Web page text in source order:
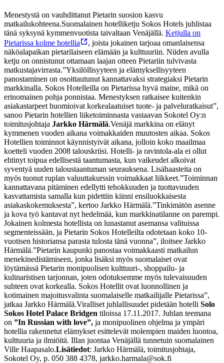
Menestystä on vauhdittanut Pietarin suosion kasvu
matkailukohteena.Suomalainen hotelliketju Sokos Hotels juhlistaa
tänä syksynä kymmenvuotista taivaltaan Venäjällä. Ketjulla on
Pietarissa kolme hotellia
, joista jokainen tarjoaa omanlaisensa
näköalapaikan pietarilaiseen elämään ja kulttuuriin. Niiden avulla
ketju on onnistunut ottamaan laajan otteen Pietariin tulvivasta
matkustajavirrasta.”Yksilöllisyyteen ja elämyksellisyyteen
panostaminen on osoittautunut kannattavaksi strategiaksi Pietarin
markkinalla. Sokos Hotelleilla on Pietarissa hyvä maine, mikä on
erinomainen pohja ponnistaa. Menestyksen ratkaisee kuitenkin
asiakastarpeet huomioivat korkealaatuiset tuote- ja palveluratkaisut”,
sanoo Pietarin hotellien liiketoiminnasta vastaavan Sokotel Oy:n
toimitusjohtaja Jarkko Härmälä.Venäjä markkina on elänyt
kymmenen vuoden aikana voimakkaiden muutosten aikaa. Sokos
Hotellien toiminnot käynnistyivät aikana, jolloin koko maailmaa
koetteli vuoden 2008 talouskriisi. Hotelli- ja ravintola-ala ei ollut
ehtinyt toipua edellisestä taantumasta, kun vaikeudet alkoivat
syventyä uuden taloustaantuman seurauksena. Lisähaasteita on
myös tuonut ruplan valuuttakurssin voimakkaat liikkeet.”Toiminnan
kannattavana pitäminen edellytti tehokkuuden ja tuottavuuden
kasvattamista samalla kun pidettiin kiinni ensiluokkaisesta
asiakaskokemuksesta”, kertoo Jarkko Härmälä.”Tinkimätön asenne
ja kova työ kantavat nyt hedelmää, kun markkinatilanne on parempi.
Jokainen kolmesta hotellista on lunastanut asemansa valituissa
segmenteissään, ja Pietarin Sokos Hotelleilta odotetaan koko 10-
vuotisen historiansa parasta tulosta tänä vuonna”, iloitsee Jarkko
Härmälä.”Pietarin kaupunki panostaa voimakkaasti matkailun
menekinedistämiseen, jonka lisäksi myös suomalaiset ovat
löytämässä Pietarin monipuolisen kulttuuri-, shoppailu- ja
kulinaristisen tarjonnan, joten odotuksemme myös tulevaisuuden
suhteen ovat korkealla. Sokos Hotellit ovat luonnollinen ja
kotimainen majoitusvalinta suomalaiselle matkailijalle Pietarissa”,
jatkaa Jarkko Härmälä.Viralliset juhlallisuudet pidetään hotelli Solo
Sokos Hotel Palace Bridgen tiloissa 17.11.2017. Juhlan teemana
on ”In Russian with love”, ja monipuolinen ohjelma ja ympäri
hotellia rakennetut elämykset esittelevät molempien maiden luontoa,
kulttuuria ja ilmiöitä. Illan juontaa Venäjällä tunnetuin suomalainen
Ville Haapasalo.Lisätiedot: Jarkko Härmälä, toimitusjohtaja,
Sokotel Oy, p. 050 388 4378, jarkko.harmala@sok.fi